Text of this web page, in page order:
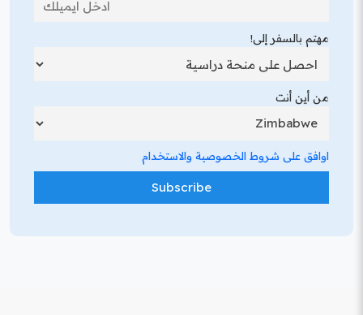
مهتم بالسفر إلى!
من أين أنت
اوافق على شروط الخصوصية والاستخدام